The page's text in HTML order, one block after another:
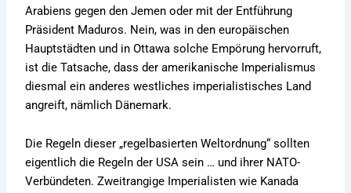
Arabiens gegen den Jemen oder mit der Entführung
Präsident Maduros. Nein, was in den europäischen
Hauptstädten und in Ottawa solche Empörung hervorruft,
ist die Tatsache, dass der amerikanische Imperialismus
diesmal ein anderes westliches imperialistisches Land
angreift, nämlich Dänemark.
Die Regeln dieser „regelbasierten Weltordnung“ sollten
eigentlich die Regeln der USA sein … und ihrer NATO-
Verbündeten. Zweitrangige Imperialisten wie Kanada